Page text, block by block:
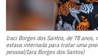
Iraci Borges dos Santos, de 78 anos,
estava internada para tratar uma
pessoal/Iara Borges dos Santos)